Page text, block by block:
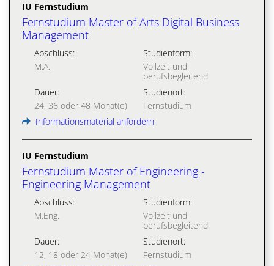
IU Fernstudium
Fernstudium Master of Arts Digital Business
Management
Abschluss:
M.A.
Studienform:
Vollzeit und
berufsbegleitend
Dauer:
24, 36 oder 48 Monat(e)
Studienort:
Fernstudium
Informationsmaterial anfordern
IU Fernstudium
Fernstudium Master of Engineering -
Engineering Management
Abschluss:
M.Eng.
Studienform:
Vollzeit und
berufsbegleitend
Dauer:
12, 18 oder 24 Monat(e)
Studienort:
Fernstudium